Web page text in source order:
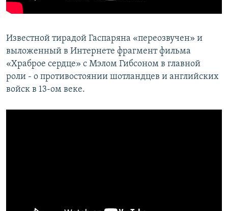
Известной тирадой Гаспаряна «переозвучен» и
выложенный в Интернете фрагмент фильма
«Храброе сердце» с Мэлом Гибсоном в главной
роли - о противостоянии шотландцев и английских
войск в 13-ом веке.